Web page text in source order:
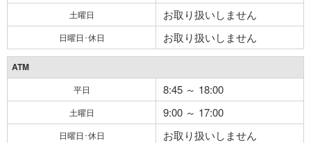
土曜日 お取り扱いしません
日曜日･休日 お取り扱いしません
ATM
平日 8:45 ～ 18:00
土曜日 9:00 ～ 17:00
日曜日･休日 お取り扱いしません